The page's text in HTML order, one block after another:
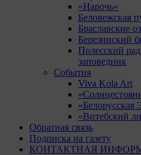
«Нарочь»
Беловежская
Браславские
Березинский
Полесский
заповедник
События
Viva Kola Art
«Белорусская
«Витебский
Обратная связь
Подписка на газету
КОНТАКТНАЯ